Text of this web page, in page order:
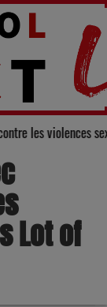
loi intégrale
Lot of